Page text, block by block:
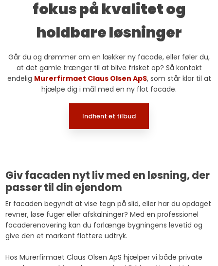
fokus på kvalitet og
holdbare løsninger
​Går du og drømmer om en lækker ny facade, eller føler du,
at det gamle trænger til at blive frisket op? Så kontakt
endelig Murerfirmaet Claus Olsen ApS, som står klar til at
hjælpe dig i mål med en ny flot facade.
Indhent et tilbud​
Giv facaden nyt liv med en løsning, der
passer til din ejendom
Er facaden begyndt at vise tegn på slid, eller har du opdaget
revner, løse fuger eller afskalninger? Med en professionel
facaderenovering kan du forlænge bygningens levetid og
give den et markant flottere udtryk.
Hos Murerfirmaet Claus Olsen ApS hjælper vi både private